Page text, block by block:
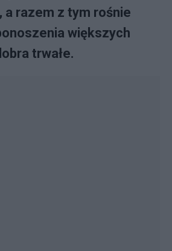
a razem z tym rośnie
większych
trwałe.